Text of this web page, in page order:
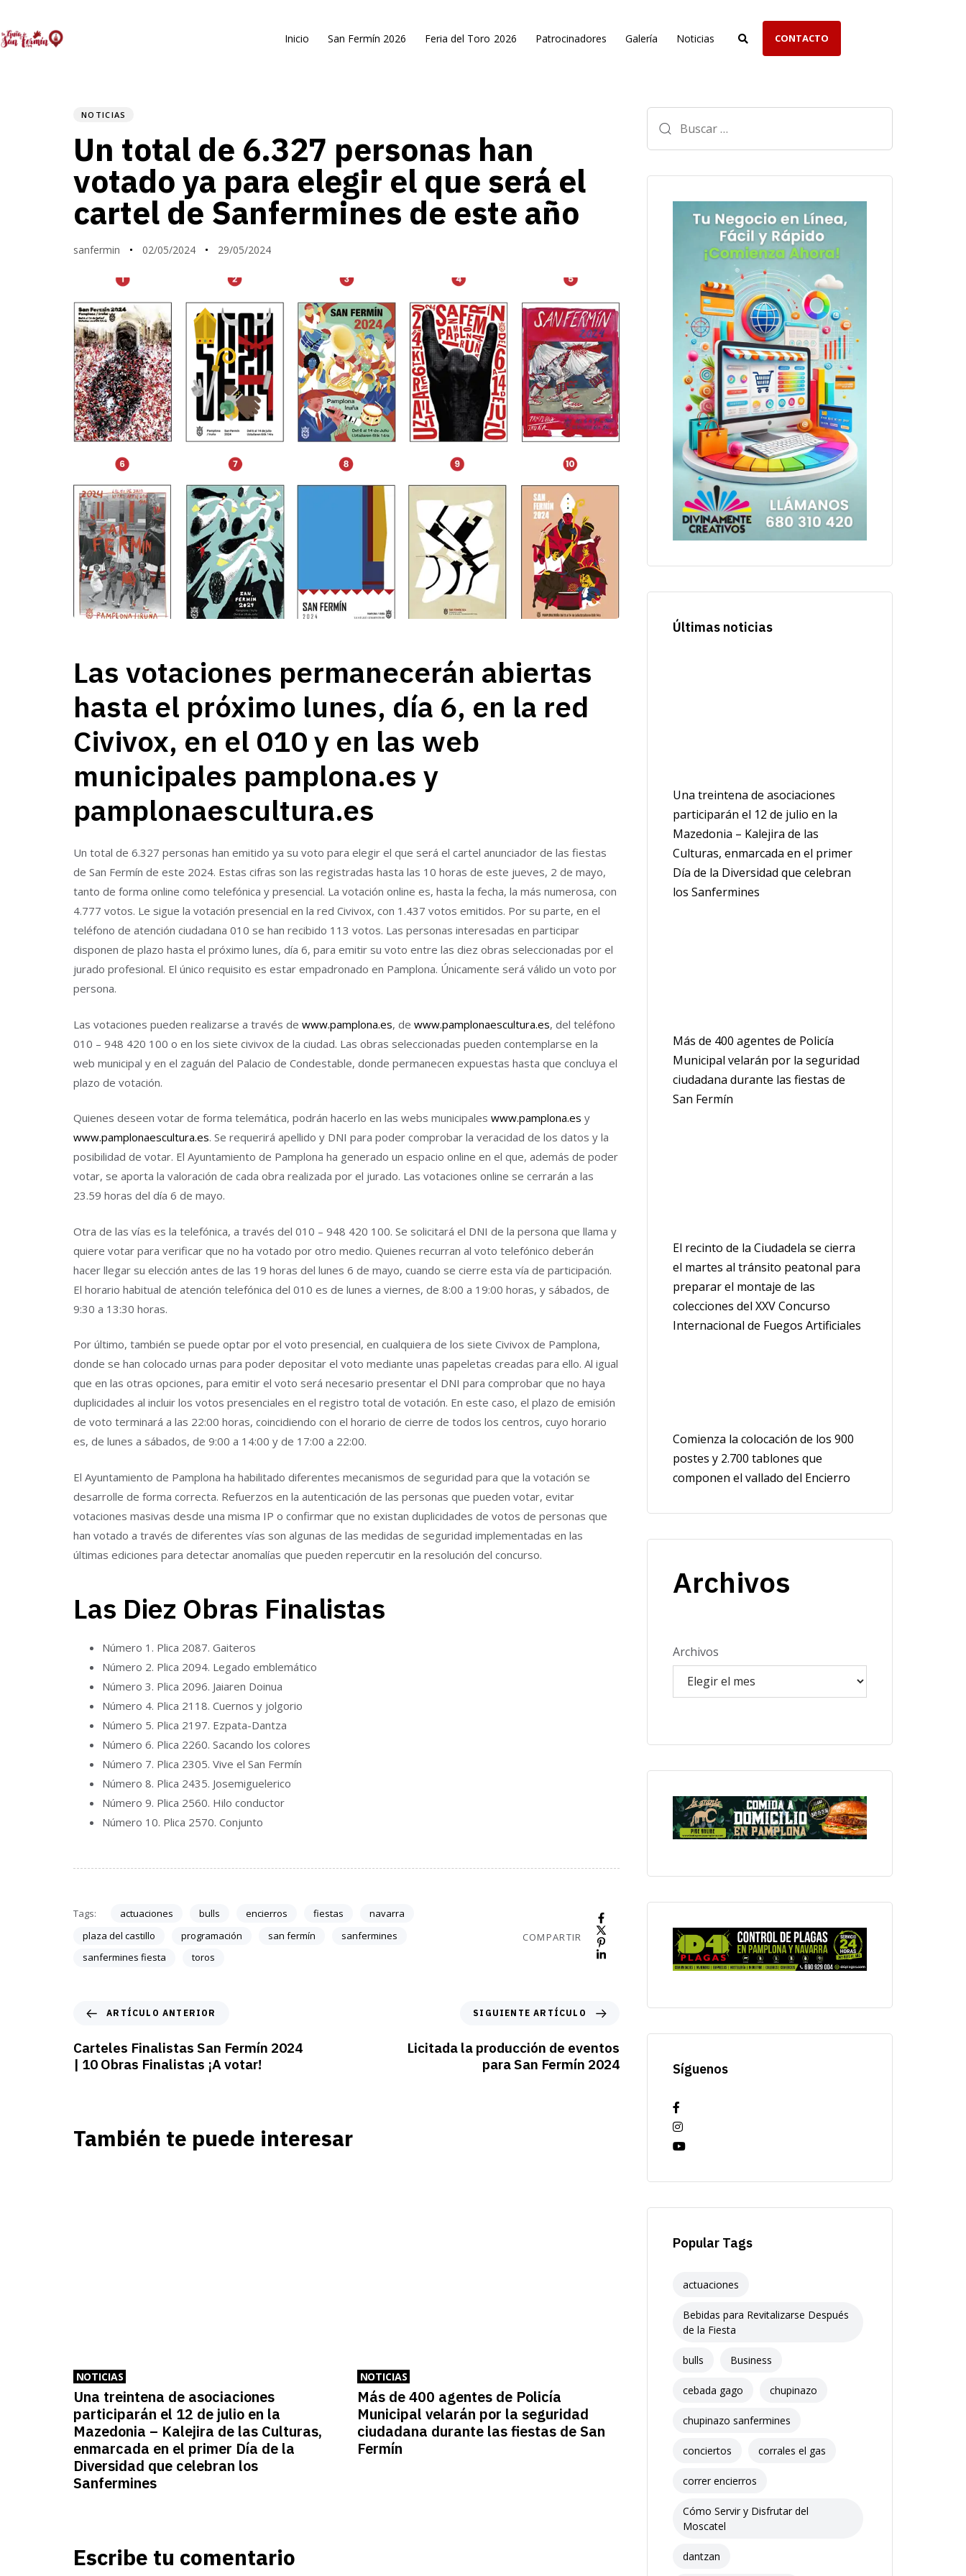
Inicio San Fermín 2026 Feria del Toro 2026 Patrocinadores Galería Noticias CONTACTO
PUBLISHED
IN:
NOTICIAS
Un total de 6.327 personas han
votado ya para elegir el que será el
cartel de Sanfermines de este año
Author
sanfermin
Published
on:
02/05/2024
Last
updated:
29/05/2024
Las votaciones permanecerán abiertas
hasta el próximo lunes, día 6, en la red
Civivox, en el 010 y en las web
municipales pamplona.es y
pamplonaescultura.es
Un total de 6.327 personas han emitido ya su voto para elegir el que será el cartel anunciador de las fiestas
de San Fermín de este 2024. Estas cifras son las registradas hasta las 10 horas de este jueves, 2 de mayo,
tanto de forma online como telefónica y presencial. La votación online es, hasta la fecha, la más numerosa, con
4.777 votos. Le sigue la votación presencial en la red Civivox, con 1.437 votos emitidos. Por su parte, en el
teléfono de atención ciudadana 010 se han recibido 113 votos. Las personas interesadas en participar
disponen de plazo hasta el próximo lunes, día 6, para emitir su voto entre las diez obras seleccionadas por el
jurado profesional. El único requisito es estar empadronado en Pamplona. Únicamente será válido un voto por
persona.
Las votaciones pueden realizarse a través de www.pamplona.es, de www.pamplonaescultura.es, del teléfono
010 – 948 420 100 o en los siete civivox de la ciudad. Las obras seleccionadas pueden contemplarse en la
web municipal y en el zaguán del Palacio de Condestable, donde permanecen expuestas hasta que concluya el
plazo de votación.
Quienes deseen votar de forma telemática, podrán hacerlo en las webs municipales www.pamplona.es y
www.pamplonaescultura.es. Se requerirá apellido y DNI para poder comprobar la veracidad de los datos y la
posibilidad de votar. El Ayuntamiento de Pamplona ha generado un espacio online en el que, además de poder
votar, se aporta la valoración de cada obra realizada por el jurado. Las votaciones online se cerrarán a las
23.59 horas del día 6 de mayo.
Otra de las vías es la telefónica, a través del 010 – 948 420 100. Se solicitará el DNI de la persona que llama y
quiere votar para verificar que no ha votado por otro medio. Quienes recurran al voto telefónico deberán
hacer llegar su elección antes de las 19 horas del lunes 6 de mayo, cuando se cierre esta vía de participación.
El horario habitual de atención telefónica del 010 es de lunes a viernes, de 8:00 a 19:00 horas, y sábados, de
9:30 a 13:30 horas.
Por último, también se puede optar por el voto presencial, en cualquiera de los siete Civivox de Pamplona,
donde se han colocado urnas para poder depositar el voto mediante unas papeletas creadas para ello. Al igual
que en las otras opciones, para emitir el voto será necesario presentar el DNI para comprobar que no haya
duplicidades al incluir los votos presenciales en el registro total de votación. En este caso, el plazo de emisión
de voto terminará a las 22:00 horas, coincidiendo con el horario de cierre de todos los centros, cuyo horario
es, de lunes a sábados, de 9:00 a 14:00 y de 17:00 a 22:00.
El Ayuntamiento de Pamplona ha habilitado diferentes mecanismos de seguridad para que la votación se
desarrolle de forma correcta. Refuerzos en la autenticación de las personas que pueden votar, evitar
votaciones masivas desde una misma IP o confirmar que no existan duplicidades de votos de personas que
han votado a través de diferentes vías son algunas de las medidas de seguridad implementadas en las
últimas ediciones para detectar anomalías que pueden repercutir en la resolución del concurso.
Las Diez Obras Finalistas
Número 1. Plica 2087. Gaiteros
Número 2. Plica 2094. Legado emblemático
Número 3. Plica 2096. Jaiaren Doinua
Número 4. Plica 2118. Cuernos y jolgorio
Número 5. Plica 2197. Ezpata-Dantza
Número 6. Plica 2260. Sacando los colores
Número 7. Plica 2305. Vive el San Fermín
Número 8. Plica 2435. Josemiguelerico
Número 9. Plica 2560. Hilo conductor
Número 10. Plica 2570. Conjunto
Tags: actuaciones bulls encierros fiestas
navarra
plaza del castillo
programación san fermín
sanfermines
sanfermines fiesta
toros
COMPARTIR
ARTÍCULO ANTERIOR
Carteles Finalistas San Fermín 2024
| 10 Obras Finalistas ¡A votar!
SIGUIENTE ARTÍCULO
Licitada la producción de eventos
para San Fermín 2024
También te puede interesar
NOTICIAS
Una treintena de asociaciones
participarán el 12 de julio en la
Mazedonia – Kalejira de las Culturas,
enmarcada en el primer Día de la
Diversidad que celebran los
Sanfermines
NOTICIAS
Más de 400 agentes de Policía
Municipal velarán por la seguridad
ciudadana durante las fiestas de San
Fermín
Escribe tu comentario
Últimas noticias
Una treintena de asociaciones
participarán el 12 de julio en la
Mazedonia – Kalejira de las
Culturas, enmarcada en el primer
Día de la Diversidad que celebran
los Sanfermines
Más de 400 agentes de Policía
Municipal velarán por la seguridad
ciudadana durante las fiestas de
San Fermín
El recinto de la Ciudadela se cierra
el martes al tránsito peatonal para
preparar el montaje de las
colecciones del XXV Concurso
Internacional de Fuegos Artificiales
Comienza la colocación de los 900
postes y 2.700 tablones que
componen el vallado del Encierro
Archivos
Archivos
Síguenos
Popular Tags
actuaciones
Bebidas para Revitalizarse Después
de la Fiesta
bulls Business
cebada gago chupinazo
chupinazo sanfermines
conciertos corrales el gas
correr encierros
Cómo Servir y Disfrutar del
Moscatel
dantzan